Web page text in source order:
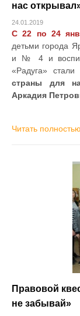
нас
24.01.2019
С 22 по 24
детьми города
и № 4 и
«Радуга» стали
страны для
Аркадия
Читать полностью
Правовой
не забывай»